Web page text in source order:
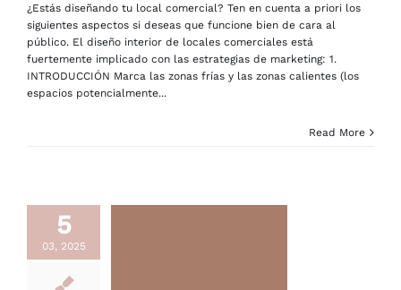
¿Estás diseñando tu local comercial? Ten en cuenta a priori los
siguientes aspectos si deseas que funcione bien de cara al
público. El diseño interior de locales comerciales está
fuertemente implicado con las estrategias de marketing: 1.
INTRODUCCIÓN Marca las zonas frías y las zonas calientes (los
espacios potencialmente...
Read More
5
03, 2025